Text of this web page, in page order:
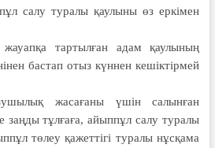
салу туралы қаулыны өз еркімен
тар­тылған адам қаулының
бастап отыз күннен кешіктірмей
жаса­ғаны үшін салынған
тұлғаға, айыппұл салу туралы
төлеу қажеттігі туралы нұсқама